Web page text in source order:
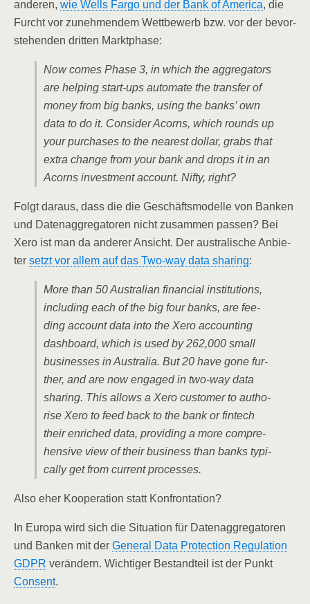
ande­ren, wie Wells Far­go und der Bank of Ame­ri­ca, die
Furcht vor zuneh­men­dem Wett­be­werb bzw. vor der bevor­
ste­hen­den drit­ten Marktphase:
Now comes Pha­se 3, in which the aggre­ga­tors
are hel­ping start-ups auto­ma­te the trans­fer of
money from big banks, using the banks’ own
data to do it. Con­sider Acorns, which rounds up
your purcha­ses to the nea­rest dol­lar, grabs that
extra chan­ge from your bank and drops it in an
Acorns invest­ment account. Nif­ty, right?
Folgt dar­aus, dass die die Geschäfts­mo­del­le von Ban­ken
und Daten­ag­gre­ga­to­ren nicht zusam­men pas­sen? Bei
Xero ist man da ande­rer Ansicht. Der aus­tra­li­sche Anbie­
ter setzt vor allem auf das Two-way data sha­ring:
More than 50 Aus­tra­li­an finan­cial insti­tu­ti­ons,
inclu­ding each of the big four banks, are fee­
ding account data into the Xero accoun­ting
dash­board, which is used by 262,000 small
busi­nesses in Aus­tra­lia. But 20 have gone fur­
ther, and are now enga­ged in two-way data
sha­ring. This allows a Xero cus­to­mer to aut­ho­
ri­se Xero to feed back to the bank or fin­tech
their enri­ched data, pro­vi­ding a more com­pre­
hen­si­ve view of their busi­ness than banks typi­
cal­ly get from cur­rent processes.
Also eher Koope­ra­ti­on statt Konfrontation?
In Euro­pa wird sich die Situa­ti­on für Daten­ag­gre­ga­to­ren
und Ban­ken mit der Gene­ral Data Pro­tec­tion Regu­la­ti­on
GDPR ver­än­dern. Wich­ti­ger Bestand­teil ist der Punkt
Con­sent.